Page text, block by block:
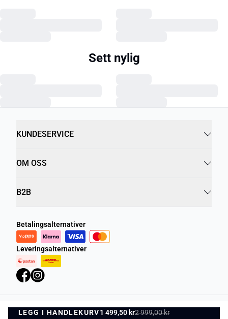
LEGG I HANDLEKURV1 499,50 kr2 999,00 kr
Sett nylig
KUNDESERVICE
OM OSS
B2B
Betalingsalternativer
Leveringsalternativer
Personvernregler Vilkår og betingelser